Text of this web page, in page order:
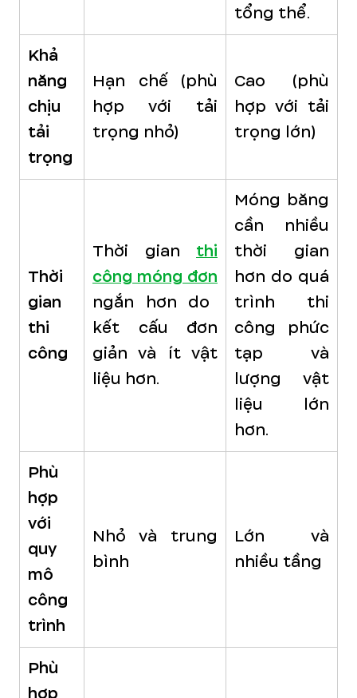
tổng thể.
Khả
năng
chịu
tải
trọng
Hạn chế (phù
hợp với tải
trọng nhỏ)
Cao (phù
hợp với tải
trọng lớn)
Thời
gian
thi
công
Thời gian thi
công móng đơn
ngắn hơn do
kết cấu đơn
giản và ít vật
liệu hơn.
Móng băng
cần nhiều
thời gian
hơn do quá
trình thi
công phức
tạp và
lượng vật
liệu lớn
hơn.
Phù
hợp
với
quy
mô
công
trình
Nhỏ và trung
bình
Lớn và
nhiều tầng
Phù
hợp